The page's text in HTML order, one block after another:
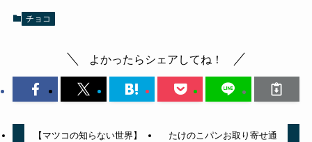
チョコ
よかったらシェアしてね！
【マツコの知らない世界】
たけのこパンお取り寄せ通